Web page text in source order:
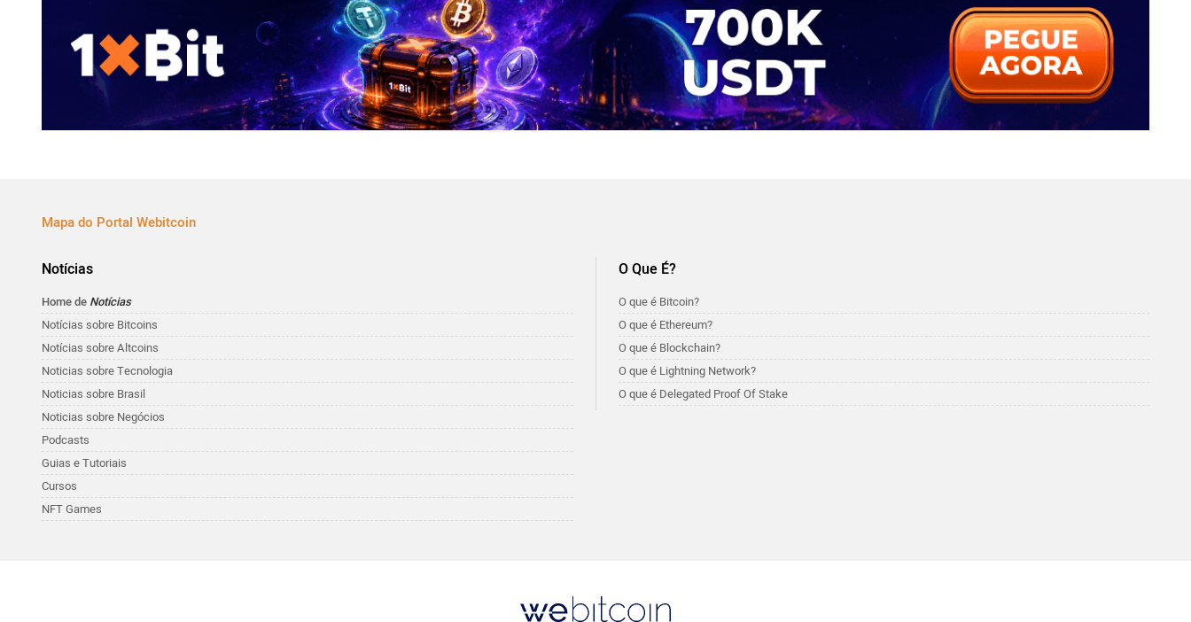
Mapa do Portal Webitcoin
Notícias
Home de Notícias
Notícias sobre Bitcoins
Notícias sobre Altcoins
Noticias sobre Tecnologia
Noticias sobre Brasil
Noticias sobre Negócios
Podcasts
Guias e Tutoriais
Cursos
NFT Games
O Que É?
O que é Bitcoin?
O que é Ethereum?
O que é Blockchain?
O que é Lightning Network?
O que é Delegated Proof Of Stake